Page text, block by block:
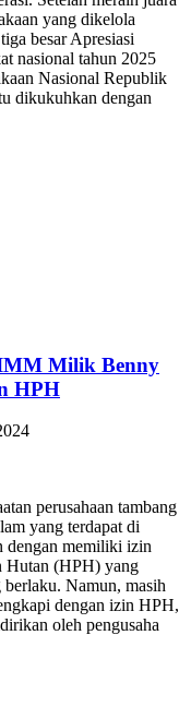
yang dikelola
besar Apresiasi
nasional tahun 2025
Nasional Republik
dikukuhkan dengan
Milik Benny
HPH
perusahaan tambang
yang terdapat di
dengan memiliki izin
Hutan (HPH) yang
berlaku. Namun, masih
dengan izin HPH,
oleh pengusaha